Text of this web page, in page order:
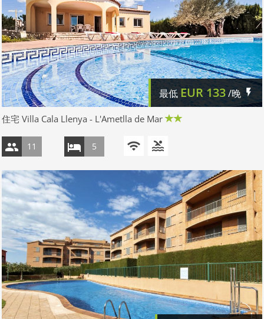
最低 EUR133/晚
住宅 Villa Cala Llenya - L'Ametlla de Mar
11 5